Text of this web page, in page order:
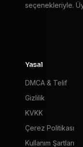
seçenekleriyle.
Yasal
DMCA & Telif
Gizlilik
KVKK
Çerez Politikası
Kullanım Şartları